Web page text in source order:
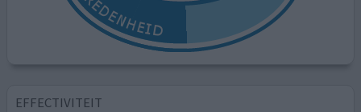
EFFECTIVITEIT